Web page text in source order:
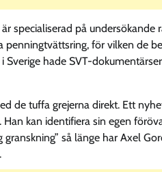
specialiserad på
för vilken de
hade SVT-
de tuffa grejerna direkt. Ett
kan identifiera sin egen
så länge har Axel